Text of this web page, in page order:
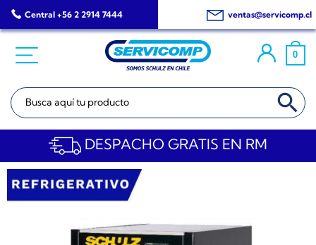
Saltar
al
Central +56 2 2914 7444 ventas@servicomp.cl
0
Buscar: BOTÓN DE
DESPACHO GRATIS EN RM